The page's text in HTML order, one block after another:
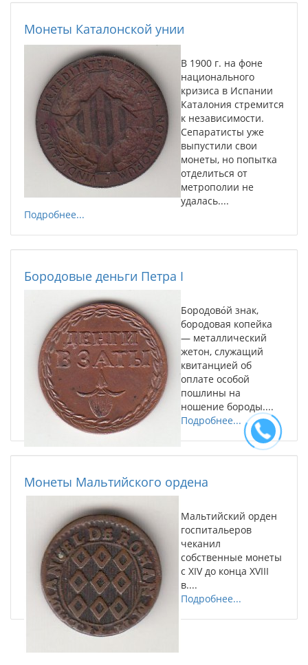
Монеты Каталонской унии
В 1900 г. на фоне
национального
кризиса в Испании
Каталония стремится
к независимости.
Сепаратисты уже
выпустили свои
монеты, но попытка
отделиться от
метрополии не
удалась....
Подробнее...
Бородовые деньги Петра I
Бородово́й знак,
бородовая копейка
— металлический
жетон, служащий
квитанцией об
оплате особой
пошлины на
ношение бороды....
Подробнее...
Монеты Мальтийского ордена
Мальтийский орден
госпитальеров
чеканил
собственные монеты
с XIV до конца XVIII
в....
Подробнее...